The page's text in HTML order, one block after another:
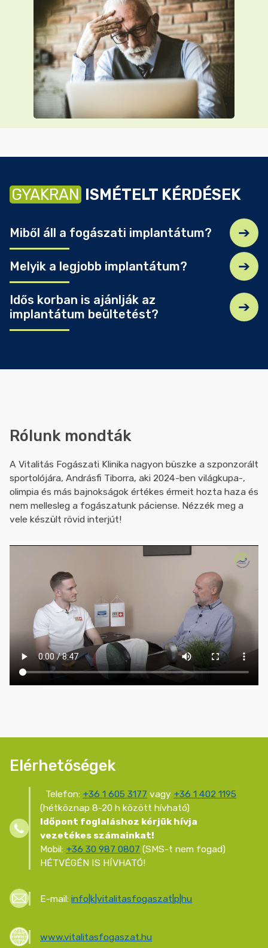
GYAKRAN ISMÉTELT KÉRDÉSEK
Miből áll a fogászati implantátum?
az implantátum testéből (csavar) és
a felépítményből (köztes elem- erre kerül később
a korona.
Melyik a legjobb implantátum?
Idős korban is ajánlják az
implantátum beültetést?
Rólunk mondták
A Vitalitás Fogászati Klinika nagyon büszke a szponzorált
sportolójára, Andrásfi Tiborra, aki 2024-ben világkupa-,
olimpia és más bajnokságok értékes érmeit hozta haza és
nem mellesleg a fogászatunk páciense. Nézzék meg a
vele készült rövid interjút!
Elérhetőségek
Telefon: +36 1 605 3177 vagy +36 1 402 1195
(hétköznap 8-20 h között hívható)
Időpont foglaláshoz kérjük hívja
vezetékes számainkat!
Mobil: +36 30 987 0807 (SMS-t nem fogad)
HÉTVÉGÉN IS HÍVHATÓ!
E-mail:info|k|vitalitasfogaszat|p|hu
www.vitalitasfogaszat.hu